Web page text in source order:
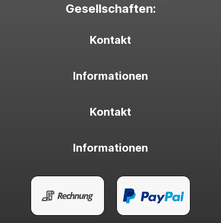
Gesellschaften:
Kontakt
Informationen
Kontakt
Informationen